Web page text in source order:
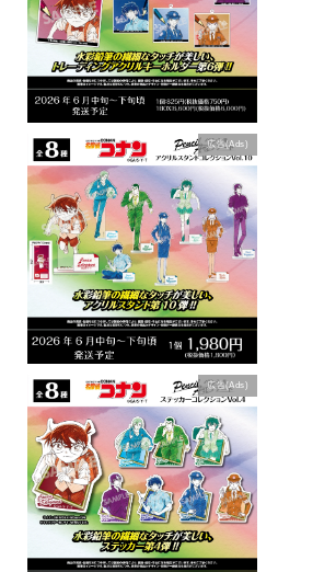
広告(Ads)
広告(Ads)